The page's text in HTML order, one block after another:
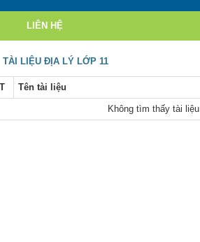
LIÊN HỆ
TÀI LIỆU ĐỊA LÝ LỚP 11
Tên tài liệu
Không tìm thấy tài liệu